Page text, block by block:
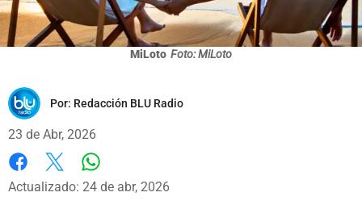
MiLoto Foto: MiLoto
Por: Redacción BLU Radio
23 de Abr, 2026
Facebook
X
Actualizado: 24 de abr, 2026